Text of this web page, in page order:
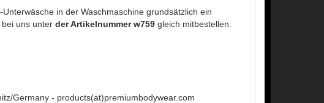
in der Waschmaschine grundsätzlich ein
uns unter der Artikelnummer w759gleich mitbestellen.
Germany - products(at)premiumbodywear.com